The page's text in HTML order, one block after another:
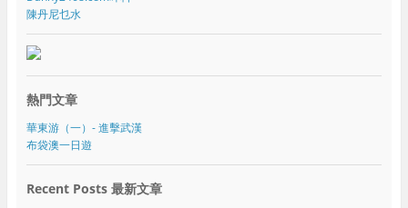
陳丹尼乜水
熱門文章
華東游（一）- 進擊武漢
布袋澳一日遊
Recent Posts 最新文章